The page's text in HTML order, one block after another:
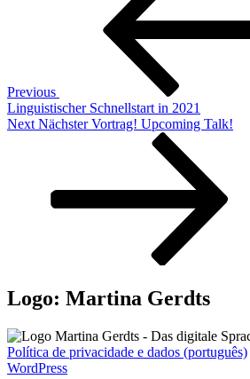
Previous
Linguistischer Schnellstart in 2021
Next
Next Nächster Vortrag! Upcoming Talk!
Logo: Martina Gerdts
Política de privacidade e dados (português)
WordPress